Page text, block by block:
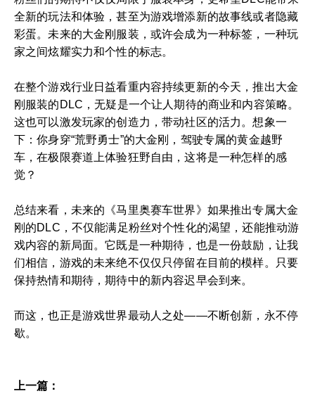
全新的玩法和体验，甚至为游戏增添新的故事线或者隐藏
彩蛋。未来的大金刚服装，或许会成为一种标签，一种玩
家之间炫耀实力和个性的标志。
在整个游戏行业日益看重内容持续更新的今天，推出大金
刚服装的DLC，无疑是一个让人期待的商业和内容策略。
这也可以激发玩家的创造力，带动社区的活力。想象一
下：你身穿“荒野勇士”的大金刚，驾驶专属的黄金越野
车，在极限赛道上体验狂野自由，这将是一种怎样的感
觉？
总结来看，未来的《马里奥赛车世界》如果推出专属大金
刚的DLC，不仅能满足粉丝对个性化的渴望，还能推动游
戏内容的新局面。它既是一种期待，也是一份鼓励，让我
们相信，游戏的未来绝不仅仅只停留在目前的模样。只要
保持热情和期待，期待中的新内容迟早会到来。
而这，也正是游戏世界最动人之处——不断创新，永不停
歇。
上一篇：